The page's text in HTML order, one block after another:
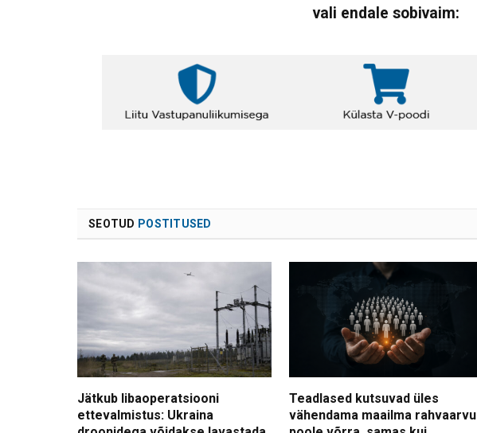
vali endale sobivaim:
SEOTUD POSTITUSED
Jätkub libaoperatsiooni
ettevalmistus: Ukraina
Teadlased kutsuvad üles
vähendama maailma rahvaarvu